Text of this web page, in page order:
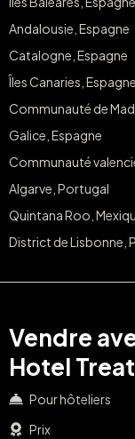
Andalousie, Espagne
Catalogne, Espagne
Îles Canaries, Espagne
Communauté de
Galice, Espagne
Communauté
Algarve, Portugal
Quintana Roo,
District de Lisbonne,
Vendre
Hotel
Pour hôteliers
Prix